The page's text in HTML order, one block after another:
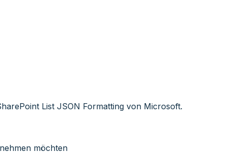
List JSON Formatting von Microsoft.
möchten